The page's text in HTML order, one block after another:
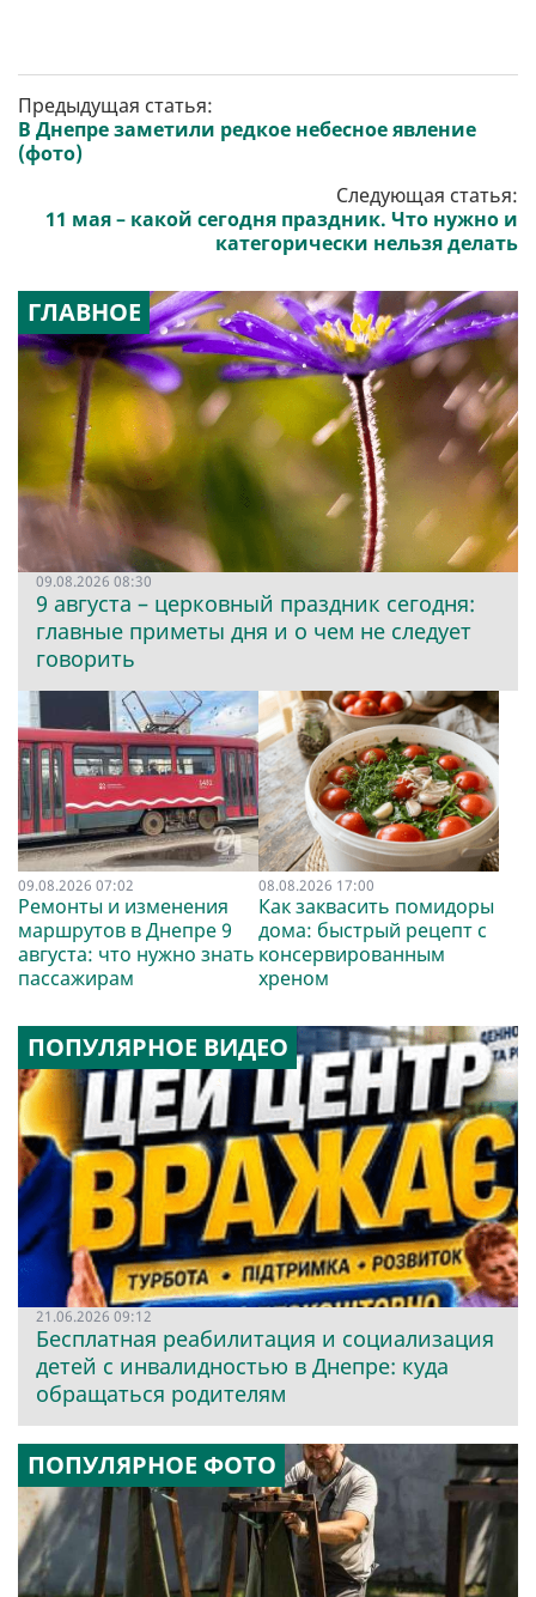
Предыдущая статья:
В Днепре заметили редкое небесное явление
(фото)
Следующая статья:
11 мая – какой сегодня праздник. Что нужно и
категорически нельзя делать
ГЛАВНОЕ
09.08.2026 08:30
9 августа – церковный праздник сегодня:
главные приметы дня и о чем не следует
говорить
09.08.2026 07:02
Ремонты и изменения
маршрутов в Днепре 9
августа: что нужно знать
пассажирам
08.08.2026 17:00
Как заквасить помидоры
дома: быстрый рецепт с
консервированным
хреном
ПОПУЛЯРНОЕ ВИДЕО
21.06.2026 09:12
Бесплатная реабилитация и социализация
детей с инвалидностью в Днепре: куда
обращаться родителям
ПОПУЛЯРНОЕ ФОТО